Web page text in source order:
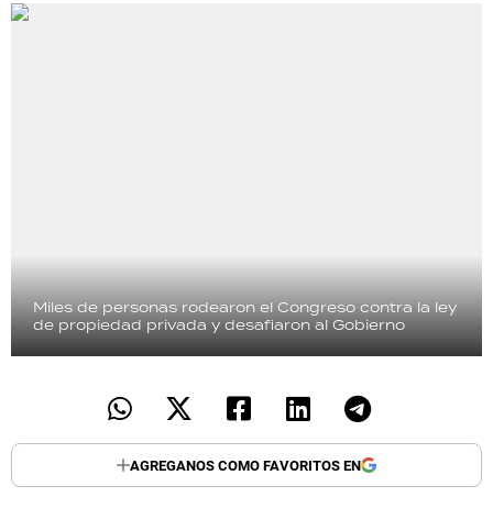
Miles de personas rodearon el Congreso contra la ley
de propiedad privada y desafiaron al Gobierno
AGREGANOS COMO FAVORITOS EN